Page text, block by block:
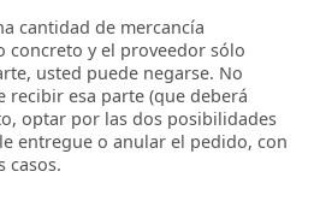
cantidad de mercancía
concreto y el proveedor sólo
usted puede negarse. No
recibir esa parte (que deberá
optar por las dos posibilidades
entregue o anular el pedido, con
casos.